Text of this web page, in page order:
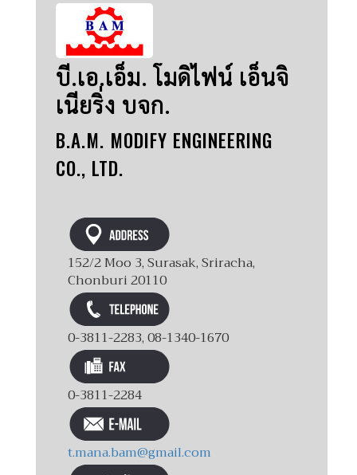
บี.เอ.เอ็ม. โมดิไฟน์ เอ็นจิ
เนียริ่ง บจก.
B.A.M. MODIFY ENGINEERING
CO., LTD.
152/2 Moo 3, Surasak, Sriracha,
Chonburi 20110
0-3811-2283, 08-1340-1670
0-3811-2284
t.mana.bam@gmail.com